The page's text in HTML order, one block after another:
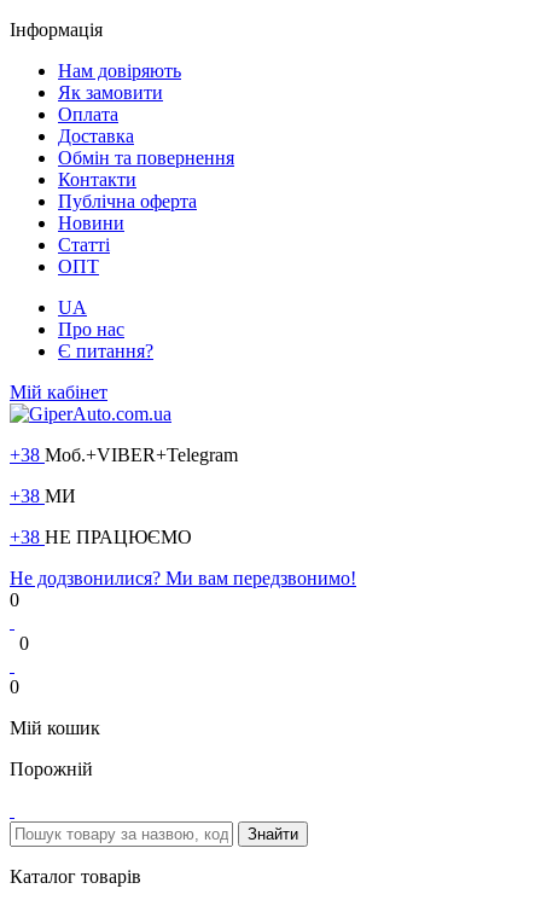
Інформація
Нам довіряють
Як замовити
Оплата
Доставка
Обмін та повернення
Контакти
Публічна оферта
Новини
Статті
ОПТ
UA
Про нас
Є питання?
Мій кабінет
+38 Моб.+VIBER+Telegram
+38 МИ
+38 НЕ ПРАЦЮЄМО
Не додзвонилися? Ми вам передзвонимо!
0
0
0
Мій кошик
Порожній
Каталог товарів